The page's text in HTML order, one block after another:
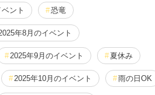
ント 恐竜
年8月のイベント
2025年9月のイベント 夏休み
2025年10月のイベント 雨の日OK